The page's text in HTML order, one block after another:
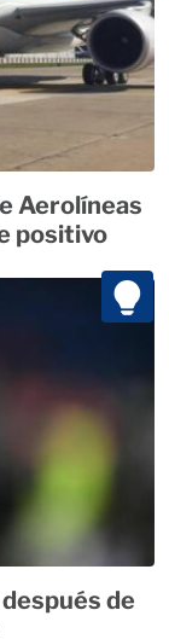
Aerolíneas
positivo
de